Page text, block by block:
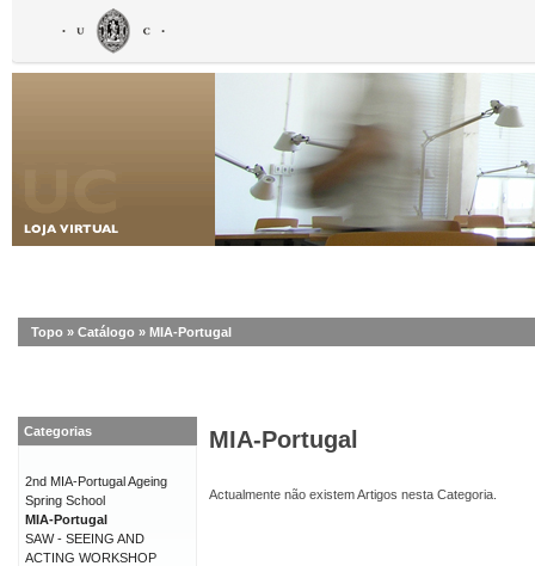
Topo » Catálogo » MIA-Portugal
MIA-Portugal
Actualmente não existem Artigos nesta Categoria.
Categorias
2nd MIA-Portugal Ageing
Spring School
MIA-Portugal
SAW - SEEING AND
ACTING WORKSHOP